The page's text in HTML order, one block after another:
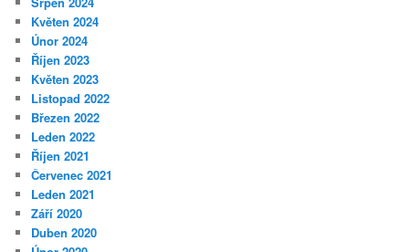
Květen 2024
Únor 2024
Říjen 2023
Květen 2023
Listopad 2022
Březen 2022
Leden 2022
Říjen 2021
Červenec 2021
Leden 2021
Září 2020
Duben 2020